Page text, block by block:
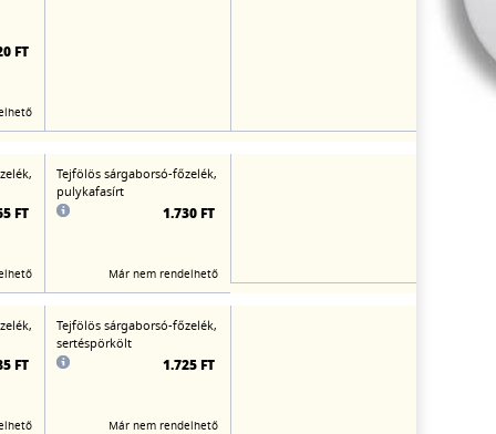
FT
FT
Tejfölös sárgaborsó-főzelék,
pulykafasírt
1.730 FT
Már nem rendelhető
FT
Tejfölös sárgaborsó-főzelék,
sertéspörkölt
1.725 FT
Már nem rendelhető